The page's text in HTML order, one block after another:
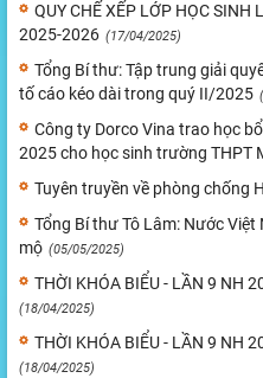
QUY CHẾ XẾP LỚP HỌC SINH
2025-2026 (17/04/2025)
Tổng Bí thư: Tập trung giải
tố cáo kéo dài trong quý II/2025
Công ty Dorco Vina trao học
2025 cho học sinh trường THPT
Tuyên truyền về phòng chống
Tổng Bí thư Tô Lâm: Nước
mộ (05/05/2025)
THỜI KHÓA BIỂU - LẦN 9 NH
(18/04/2025)
THỜI KHÓA BIỂU - LẦN 9 NH
(18/04/2025)